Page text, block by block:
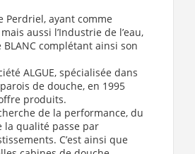
Perdriel, ayant comme
aussi l’Industrie de l’eau,
complétant ainsi son
ALGUE, spécialisée dans
de douche, en 1995
produits.
de la performance, du
la qualité passe par
C’est ainsi que